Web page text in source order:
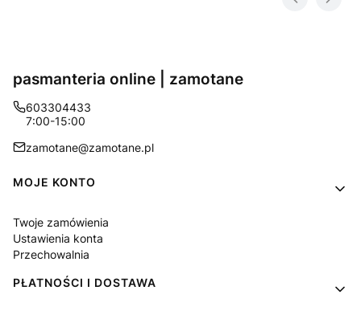
pasmanteria online | zamotane
603304433
7:00-15:00
zamotane@zamotane.pl
Linki w stopce
MOJE KONTO
Twoje zamówienia
Ustawienia konta
Przechowalnia
PŁATNOŚCI I DOSTAWA